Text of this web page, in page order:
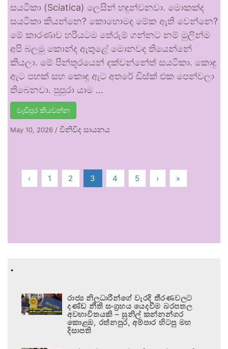
සයටිකා (Sciatica) ලෙසින් හඳුන්වනවා. මොකක්ද
සයටිකා කියන්නෙ? කොහොමද මේක ඇති වෙන්නෙ?
මේ කාරණාව හරියටම තේරුම් ගන්නට නම් මුලින්ම
අපි බලමු කොන්ද ඇතුළේ මොනවද තියෙන්නේ
කියලා. මේ පින්තූරයෙන් දක්වන්නේත් සයටිකා. කොඳු
ඇට පහක් සහ කොඳු ඇට අතරේ ඩිස්ක් එක පෙන්වලා
තිබෙනවා. පුපුරා යාම …
වැඩිපුර කියවන්න
May 10, 2026 / විනිවිද සායනය
‹ 1 2 3 4 5 › »
.
රාජ්‍ය නිලධාරීන්ගේ වැරදි තීරණවලට
දණ්ඩ නීති සංග්‍රහය යෙදවීම බරපතල
අවභාවිතයකි – සුනිල් කන්නන්ගර
කොළඹ, රත්නපුර, අම්පාර හිටපු මහ
දිසාපති